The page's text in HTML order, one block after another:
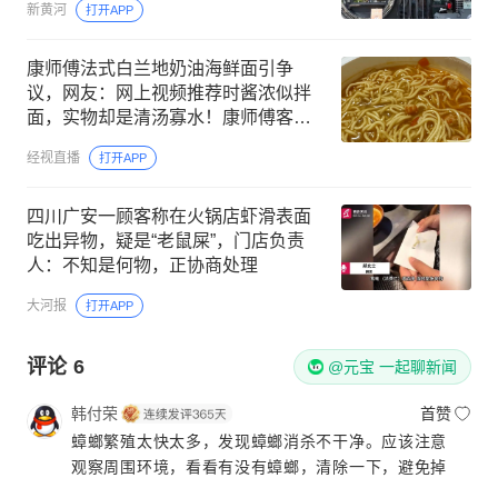
新黄河 打开APP
康师傅法式白兰地奶油海鲜面引争
议，网友：网上视频推荐时酱浓似拌
面，实物却是清汤寡水！康师傅客
服：将记录反映这一情况
经视直播 打开APP
四川广安一顾客称在火锅店虾滑表面
吃出异物，疑是“老鼠屎”，门店负责
人：不知是何物，正协商处理
大河报 打开APP
评论 6 @元宝 一起聊新闻
韩付荣
首赞
蟑螂繁殖太快太多，发现蟑螂消杀不干净。应该注意
观察周围环境，看看有没有蟑螂，清除一下，避免掉